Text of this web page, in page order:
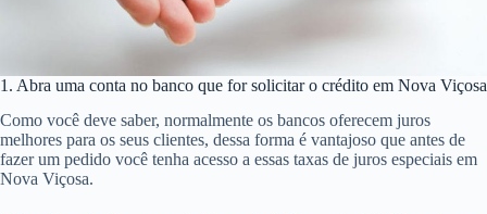
1. Abra uma conta no banco que for solicitar o crédito em Nova Viçosa
Como você deve saber, normalmente os bancos oferecem juros
melhores para os seus clientes, dessa forma é vantajoso que antes de
fazer um pedido você tenha acesso a essas taxas de juros especiais em
Nova Viçosa.